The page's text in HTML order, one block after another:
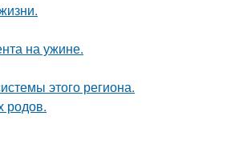
на ужине.
этого региона.
родов.